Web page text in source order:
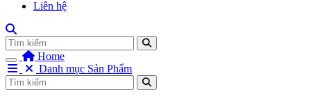
Liên hệ
Home
Danh mục Sản Phẩm